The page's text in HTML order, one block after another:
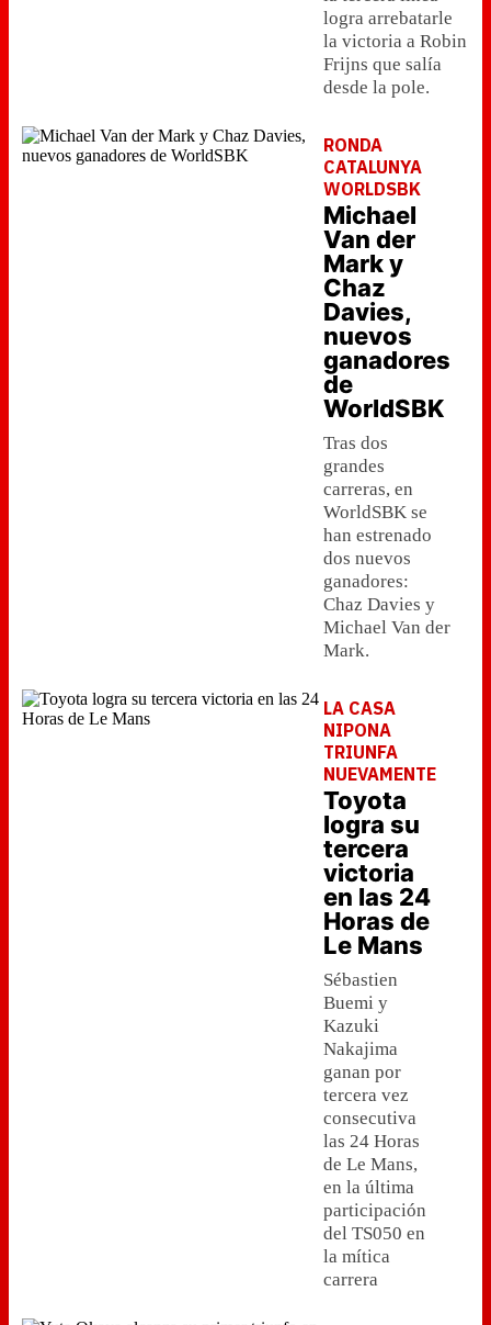
logra arrebatarle
la victoria a Robin
Frijns que salía
desde la pole.
RONDA
CATALUNYA
WORLDSBK
Michael
Van der
Mark y
Chaz
Davies,
nuevos
ganadores
de
WorldSBK
Tras dos
grandes
carreras, en
WorldSBK se
han estrenado
dos nuevos
ganadores:
Chaz Davies y
Michael Van der
Mark.
LA CASA
NIPONA
TRIUNFA
NUEVAMENTE
Toyota
logra su
tercera
victoria
en las 24
Horas de
Le Mans
Sébastien
Buemi y
Kazuki
Nakajima
ganan por
tercera vez
consecutiva
las 24 Horas
de Le Mans,
en la última
participación
del TS050 en
la mítica
carrera